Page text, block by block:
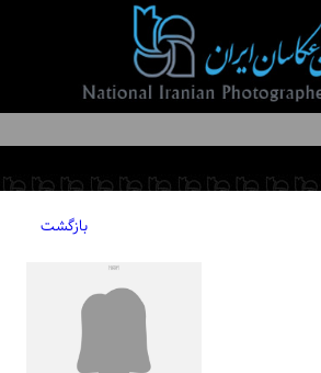
انجمن
انجمن
بازگشت